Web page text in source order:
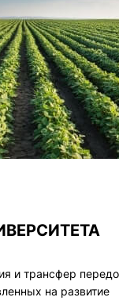
и трансфер
на развитие